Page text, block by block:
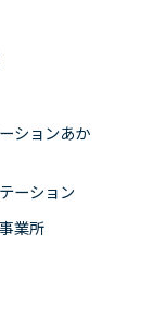
ションあか
ーション
業所